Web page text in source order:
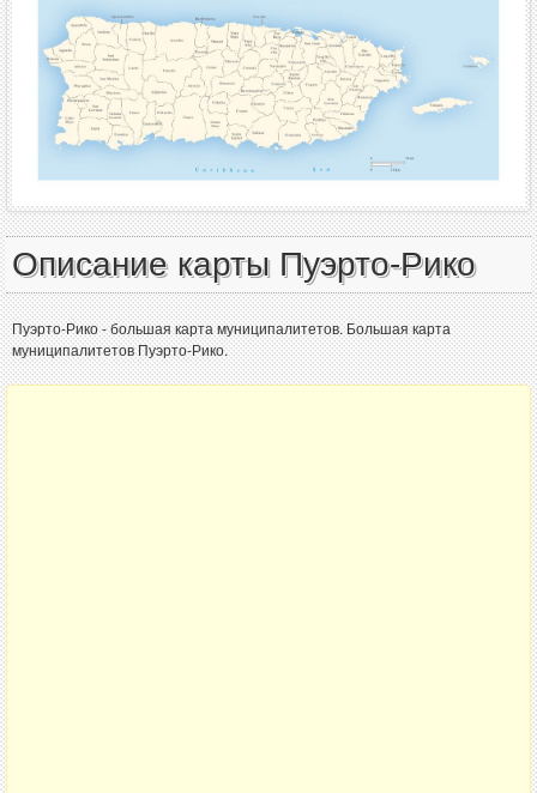
Описание карты Пуэрто-Рико
Пуэрто-Рико - большая карта муниципалитетов. Большая карта
муниципалитетов Пуэрто-Рико.